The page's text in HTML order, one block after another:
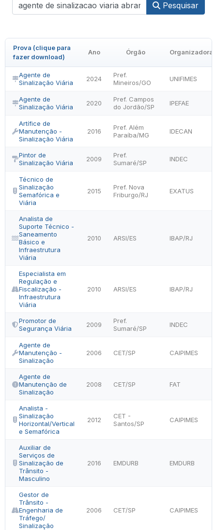
Pesquisar
Prova (clique para
fazer download)
Ano Órgão Organizadora
Agente de
Sinalização Viária
2024
Pref.
Mineiros/GO
UNIFIMES
Agente de
Sinalização Viária
2020
Pref. Campos
do Jordão/SP
IPEFAE
Artífice de
Manutenção -
Sinalização Viária
2016
Pref. Além
Paraíba/MG
IDECAN
Pintor de
Sinalização Viária
2009
Pref.
Sumaré/SP
INDEC
Técnico de
Sinalização
Semafórica e
Viária
2015
Pref. Nova
Friburgo/RJ
EXATUS
Analista de
Suporte Técnico -
Saneamento
Básico e
Infraestrutura
Viária
2010 ARSI/ES IBAP/RJ
Especialista em
Regulação e
Fiscalização -
Infraestrutura
Viária
2010 ARSI/ES IBAP/RJ
Promotor de
Segurança Viária
2009
Pref.
Sumaré/SP
INDEC
Agente de
Manutenção -
Sinalização
2006 CET/SP CAIPIMES
Agente de
Manutenção de
Sinalização
2008 CET/SP FAT
Analista -
Sinalização
Horizontal/Vertical
e Semafórica
2012
CET -
Santos/SP
CAIPIMES
Auxiliar de
Serviços de
Sinalização de
Trânsito -
Masculino
2016 EMDURB EMDURB
Gestor de
Trânsito -
Engenharia de
Tráfego/
Sinalização
2006 CET/SP CAIPIMES